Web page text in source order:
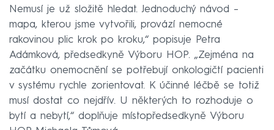
Nemusí je už složitě hledat. Jednoduchý návod –
mapa, kterou jsme vytvořili, provází nemocné
rakovinou plic krok po kroku,“ popisuje Petra
Adámková, předsedkyně Výboru HOP. „Zejména na
začátku onemocnění se potřebují onkologičtí pacienti
v systému rychle zorientovat. K účinné léčbě se totiž
musí dostat co nejdřív. U některých to rozhoduje o
bytí a nebytí,“ doplňuje místopředsedkyně Výboru